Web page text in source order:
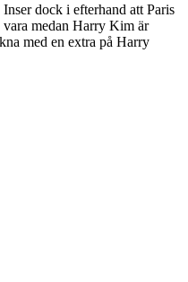
dock i efterhand att Paris
medan Harry Kim är
med en extra på Harry